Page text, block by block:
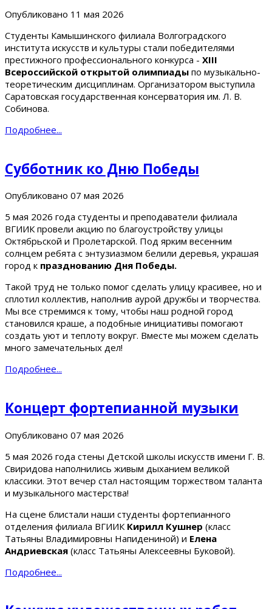
Опубликовано 11 мая 2026
Студенты Камышинского филиала Волгоградского
института искусств и культуры стали победителями
престижного профессионального конкурса - XIII
Всероссийской открытой олимпиады по музыкально-
теоретическим дисциплинам. Организатором выступила
Саратовская государственная консерватория им. Л. В.
Собинова.
Подробнее...
Субботник ко Дню Победы
Опубликовано 07 мая 2026
5 мая 2026 года студенты и преподаватели филиала
ВГИИК провели акцию по благоустройству улицы
Октябрьской и Пролетарской. Под ярким весенним
солнцем ребята с энтузиазмом белили деревья, украшая
город к празднованию Дня Победы.
Такой труд не только помог сделать улицу красивее, но и
сплотил коллектив, наполнив аурой дружбы и творчества.
Мы все стремимся к тому, чтобы наш родной город
становился краше, а подобные инициативы помогают
создать уют и теплоту вокруг. Вместе мы можем сделать
много замечательных дел!
Подробнее...
Концерт фортепианной музыки
Опубликовано 07 мая 2026
5 мая 2026 года стены Детской школы искусств имени Г. В.
Свиридова наполнились живым дыханием великой
классики. Этот вечер стал настоящим торжеством таланта
и музыкального мастерства!
На сцене блистали наши студенты фортепианного
отделения филиала ВГИИК Кирилл Кушнер (класс
Татьяны Владимировны Напидениной) и Елена
Андриевская (класс Татьяны Алексеевны Буковой).
Подробнее...